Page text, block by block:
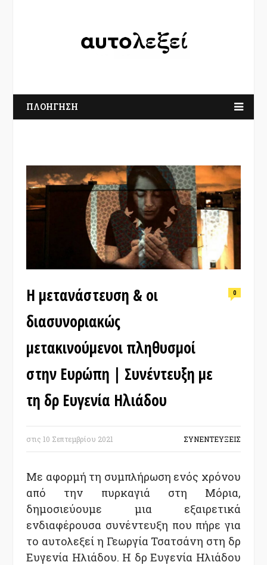
ΠΛΟΗΓΗΣΗ
Η μετανάστευση & οι
διασυνοριακώς
μετακινούμενοι πληθυσμοί
στην Ευρώπη | Συνέντευξη με
τη δρ Ευγενία Ηλιάδου
0
στις 10 Σεπτεμβρίου 2021 ΣΥΝΕΝΤΕΥΞΕΙΣ
Με αφορμή τη συμπλήρωση ενός χρόνου
από την πυρκαγιά στη Μόρια,
δημοσιεύουμε μια εξαιρετικά
ενδιαφέρουσα συνέντευξη που πήρε για
το αυτολεξεί η Γεωργία Τσατσάνη στη δρ
Ευγενία Ηλιάδου. Η δρ Ευγενία Ηλιάδου